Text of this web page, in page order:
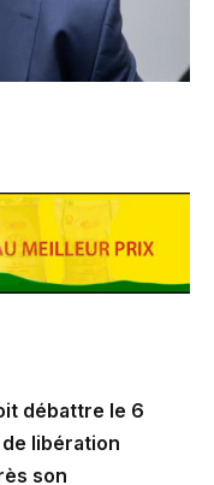
débattre le 6
libération
son